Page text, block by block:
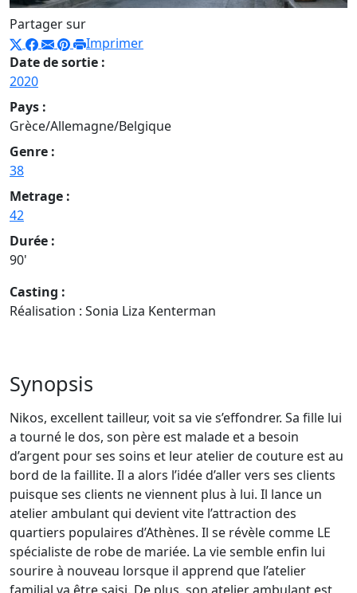
Partager sur
Imprimer
Date de sortie :
2020
Pays :
Grèce/Allemagne/Belgique
Genre :
38
Metrage :
42
Durée :
90'
Casting :
Réalisation : Sonia Liza Kenterman
Synopsis
Nikos, excellent tailleur, voit sa vie s’effondrer. Sa fille lui
a tourné le dos, son père est malade et a besoin
d’argent pour ses soins et leur atelier de couture est au
bord de la faillite. Il a alors l’idée d’aller vers ses clients
puisque ses clients ne viennent plus à lui. Il lance un
atelier ambulant qui devient vite l’attraction des
quartiers populaires d’Athènes. Il se révèle comme LE
spécialiste de robe de mariée. La vie semble enfin lui
sourire à nouveau lorsque il apprend que l’atelier